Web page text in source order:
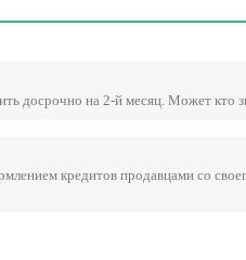
досрочно на 2-й месяц. Может кто
кредитов продавцами со